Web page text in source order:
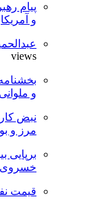
پیام
و آمریکا
views
و
نبض
مرز و
برپایی
خسروی
قیمت